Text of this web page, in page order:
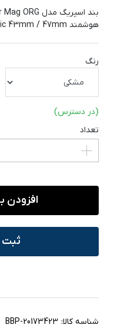
هوشمند Galaxy Watch 6 classic 43mm / 47mm
رنگ
(در دسترس)
تعداد
افزودن
شناسه کالا: BBP-20173423